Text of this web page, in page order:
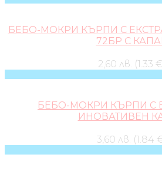
БЕБО-МОКРИ КЪРПИ С
72БР С
2,60 лв. (1.33
БЕБО-МОКРИ КЪРПИ С
ИНОВАТИВЕН
3,60 лв. (1.84